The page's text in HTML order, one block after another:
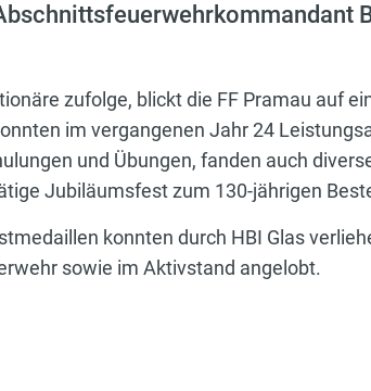
zufolge, blickt die FF Pramau auf
im vergangenen Jahr 24
und Übungen, fanden auch
Jubiläumsfest zum 130-jährigen
konnten durch HBI Glas
sowie im Aktivstand angelobt.